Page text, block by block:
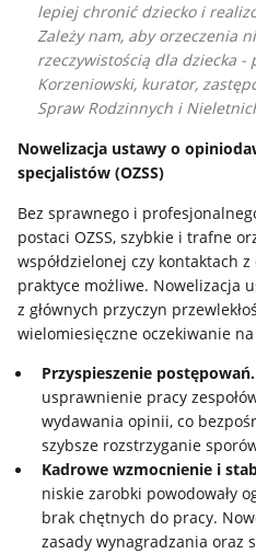
lepiej chronić dziecko i
Zależy nam, aby orzeczenia
rzeczywistością dla dziecka -
Korzeniowski, kurator,
Spraw Rodzinnych i
Nowelizacja ustawy o
specjalistów (OZSS)
Bez sprawnego i
postaci OZSS, szybkie i trafne
współdzielonej czy kontaktach
praktyce możliwe. Nowelizacja
z głównych przyczyn
wielomiesięczne oczekiwanie
Przyspieszenie postępowań.
usprawnienie pracy
wydawania opinii, co
szybsze rozstrzyganie
Kadrowe wzmocnienie i
niskie zarobki powodowały
brak chętnych do pracy.
zasady wynagradzania oraz